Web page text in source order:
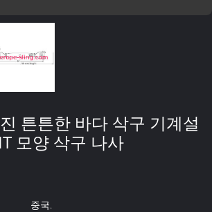
튼튼한 바다 삭구 기계설
모양 삭구 나사
중국.